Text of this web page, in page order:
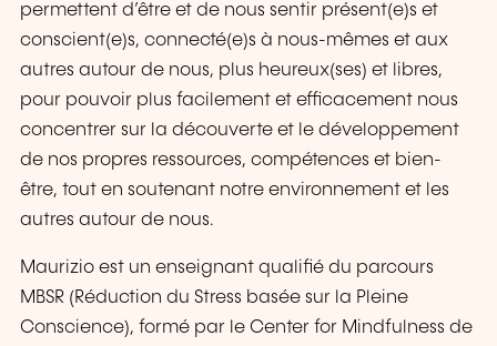
permettent d’être et de nous sentir présent(e)s et
conscient(e)s, connecté(e)s à nous-mêmes et aux
autres autour de nous, plus heureux(ses) et libres,
pour pouvoir plus facilement et efficacement nous
concentrer sur la découverte et le développement
de nos propres ressources, compétences et bien-
être, tout en soutenant notre environnement et les
autres autour de nous.
Maurizio est un enseignant qualifié du parcours
MBSR (Réduction du Stress basée sur la Pleine
Conscience), formé par le Center for Mindfulness de